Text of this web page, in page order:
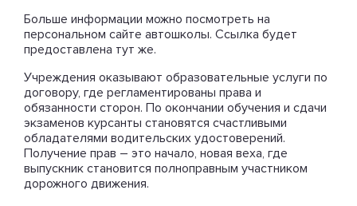
Больше информации можно посмотреть на
персональном сайте автошколы. Ссылка будет
предоставлена тут же.
Учреждения оказывают образовательные услуги по
договору, где регламентированы права и
обязанности сторон. По окончании обучения и сдачи
экзаменов курсанты становятся счастливыми
обладателями водительских удостоверений.
Получение прав – это начало, новая веха, где
выпускник становится полноправным участником
дорожного движения.